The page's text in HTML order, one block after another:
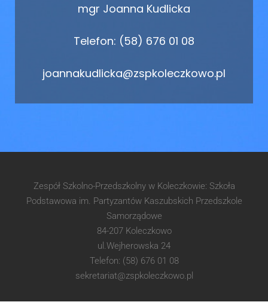
mgr Joanna Kudlicka
Telefon: (58) 676 01 08
joannakudlicka@zspkoleczkowo.pl
Zespół Szkolno-Przedszkolny w Koleczkowie: Szkoła
Podstawowa im. Partyzantów Kaszubskich Przedszkole
Samorządowe
84-207 Koleczkowo
ul.Wejherowska 24
Telefon: (58) 676 01 08
sekretariat@zspkoleczkowo.pl